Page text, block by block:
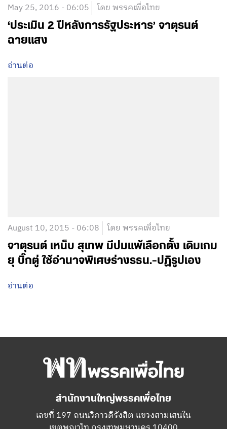
May 25, 2016 - 06:05 โดย พรรคเพื่อไทย
‘ประเมิน 2 ปีหลังการรัฐประหาร’ จาตุรนต์
ฉายแสง
อ่านต่อ
August 10, 2015 - 06:08 โดย พรรคเพื่อไทย
จาตุรนต์ เหน็บ สุเทพ มีปมแพ้เลือกตั้ง เดิมเกม
ยุ บิ๊กตู่ ใช้อำนาจพิเศษร่างรธน.-ปฏิรูปเอง
อ่านต่อ
สำนักงานใหญ่พรรคเพื่อไทย
เลขที่ 197 ถนนวิภาวดีรังสิต แขวงสามเสนใน